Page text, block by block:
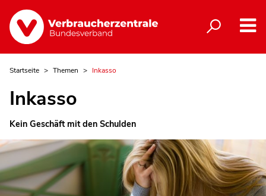
Startseite Themen Inkasso
Inkasso
Kein Geschäft mit den Schulden